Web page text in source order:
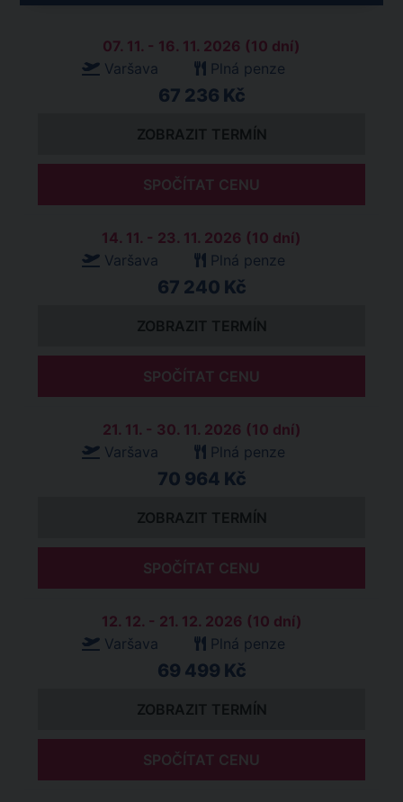
07. 11. - 16. 11. 2026 (10 dní)
Varšava
Plná penze
67 236 Kč
ZOBRAZIT TERMÍN
SPOČÍTAT CENU
14. 11. - 23. 11. 2026 (10 dní)
Varšava
Plná penze
67 240 Kč
ZOBRAZIT TERMÍN
SPOČÍTAT CENU
21. 11. - 30. 11. 2026 (10 dní)
Varšava
Plná penze
70 964 Kč
ZOBRAZIT TERMÍN
SPOČÍTAT CENU
12. 12. - 21. 12. 2026 (10 dní)
Varšava
Plná penze
69 499 Kč
ZOBRAZIT TERMÍN
SPOČÍTAT CENU